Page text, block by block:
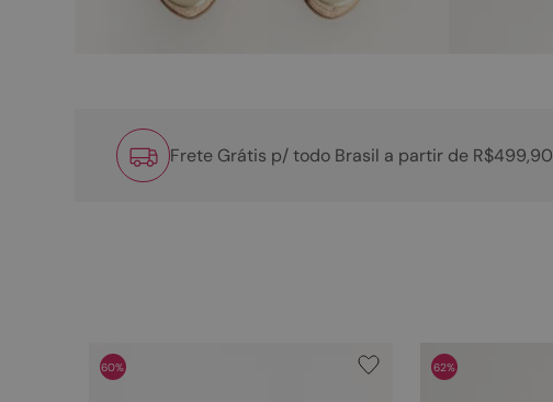
Frete Grátis p/ todo Brasil a partir de R$499,90
60% 62%